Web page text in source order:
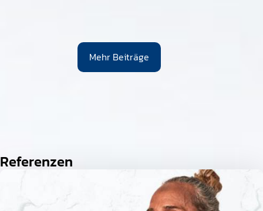
Mehr Beiträge
Referenzen